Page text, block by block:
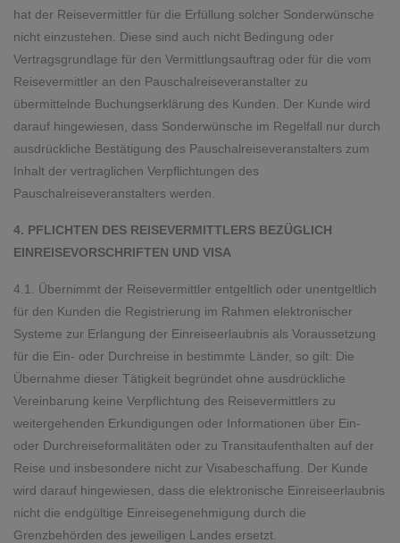
hat der Reisevermittler für die Erfüllung solcher Sonderwünsche
nicht einzustehen. Diese sind auch nicht Bedingung oder
Vertragsgrundlage für den Vermittlungsauftrag oder für die vom
Reisevermittler an den Pauschalreiseveranstalter zu
übermittelnde Buchungserklärung des Kunden. Der Kunde wird
darauf hingewiesen, dass Sonderwünsche im Regelfall nur durch
ausdrückliche Bestätigung des Pauschalreiseveranstalters zum
Inhalt der vertraglichen Verpflichtungen des
Pauschalreiseveranstalters werden.
4. PFLICHTEN DES REISEVERMITTLERS BEZÜGLICH
EINREISEVORSCHRIFTEN UND VISA
4.1. Übernimmt der Reisevermittler entgeltlich oder unentgeltlich
für den Kunden die Registrierung im Rahmen elektronischer
Systeme zur Erlangung der Einreiseerlaubnis als Voraussetzung
für die Ein- oder Durchreise in bestimmte Länder, so gilt: Die
Übernahme dieser Tätigkeit begründet ohne ausdrückliche
Vereinbarung keine Verpflichtung des Reisevermittlers zu
weitergehenden Erkundigungen oder Informationen über Ein-
oder Durchreiseformalitäten oder zu Transitaufenthalten auf der
Reise und insbesondere nicht zur Visabeschaffung. Der Kunde
wird darauf hingewiesen, dass die elektronische Einreiseerlaubnis
nicht die endgültige Einreisegenehmigung durch die
Grenzbehörden des jeweiligen Landes ersetzt.